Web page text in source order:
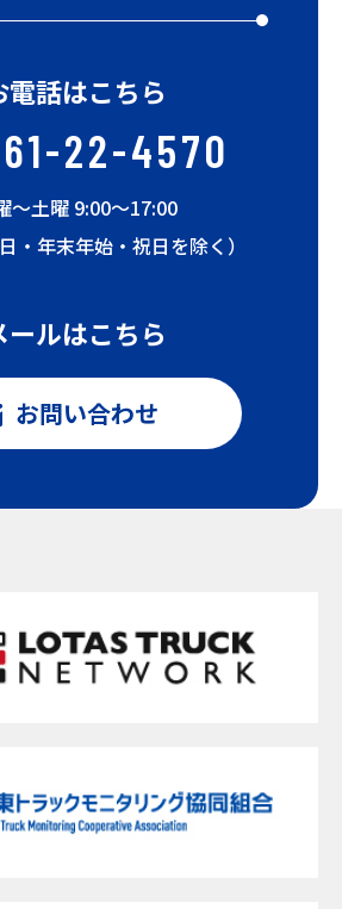
電話はこちら
22-4570
〜土曜 9:00〜17:00
・年末年始・祝日を除く）
ールはこちら
お問い合わせ